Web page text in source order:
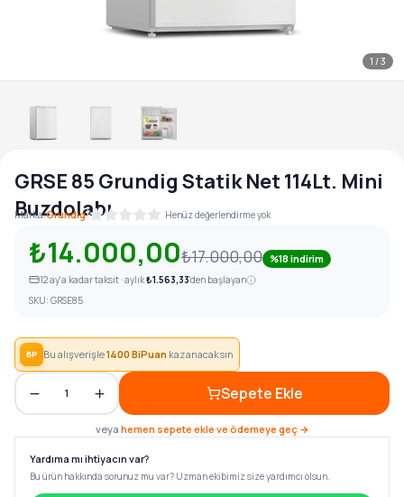
1 /3
GRSE 85 Grundig Statik Net 114Lt. Mini
Buzdolabı
Marka:Grundig| Henüz değerlendirme yok
₺14.000,00₺17.000,00 %18 indirim
12ay'a kadar taksit · aylık₺1.563,33'den başlayan
SKU: GRSE85
BP Bu alışverişle1400BiPuan kazanacaksın
1 Sepete Ekle
veya hemen sepete ekle ve ödemeye geç →
Yardıma mı ihtiyacın var?
Bu ürün hakkında sorunuz mu var? Uzman ekibimiz size yardımcı olsun.